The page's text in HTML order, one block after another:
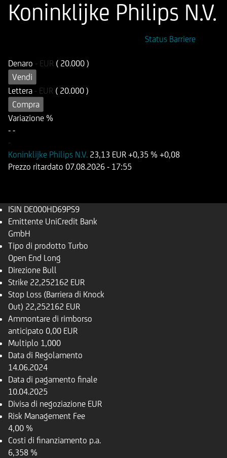
Koninklijke Philips N.V.
Status Barriere
Denaro - EUR ( 20.000 )
Vendi
Lettera - EUR ( 20.000 )
Compra
Variazione %
- -
-
Koninklijke Philips N.V. 23,13 EUR +0,35 % +0,08
Prezzo ritardato 07.08.2026 - 17:55
ISIN DE000HD69PS9
Emittente UniCredit Bank
GmbH
Tipo di prodotto Turbo
Open End Long
Direzione Bull
Strike 22,252162 EUR
Stop Loss (Barriera di Knock
Out) 22,252162 EUR
Ammontare di rimborso
anticipato 0,00 EUR
Multiplo 1,000
Data di Regolamento
14.06.2024
Data di pagamento finale
10.04.2025
Divisa di negoziazione EUR
Risk Management Fee
4,00 %
Costi di finanziamento p.a.
6,358 %